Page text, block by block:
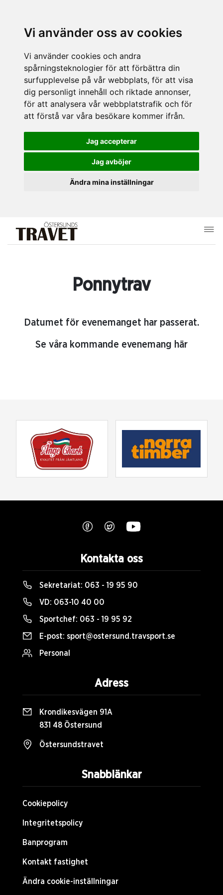
Vi använder oss av cookies
Vi använder cookies och andra
spårningsteknologier för att förbättra din
surfupplevelse på vår webbplats, för att visa
dig personligt innehåll och riktade annonser,
för att analysera vår webbplatstrafik och för
att förstå var våra besökare kommer ifrån.
Jag accepterar
Jag avböjer
Ändra mina inställningar
Ponnytrav
Datumet för evenemanget har passerat.
Se våra kommande evenemang här
Snabblänkar
Cookiepolicy
Integritetspolicy
Banprogram
Kontakt fastighet
Ändra cookie-inställningar
Kontakta oss
Sekretariat: 063 - 19 95 90
VD: 063-10 40 00
Sportchef: 063 - 19 95 92
E-post: sport@ostersund.travsport.se
Personal
Adress
Krondikesvägen 91A
831 48 Östersund
Östersundstravet